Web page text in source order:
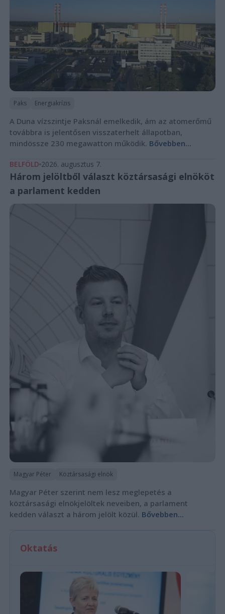
Paks Energiakrízis
A Duna vízszintje Paksnál emelkedik, ám az atomerőmű
továbbra is jelentősen visszaterhelt állapotban,
mindössze 230 megawatton működik. Bővebben...
BELFÖLD 2026. augusztus 7.
Három jelöltből választ köztársasági elnököt
a parlament kedden
Magyar Péter Köztársasági elnök
Magyar Péter szerint nem lesz meglepetés a
köztársasági elnökjelöltek neveiben, a parlament
kedden választ a három jelölt közül. Bővebben...
Oktatás